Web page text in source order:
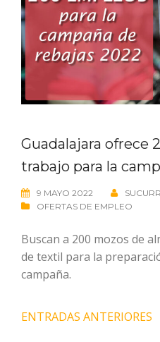
Guadalajara ofrece
trabajo para la
9 MAYO 2022
OFERTAS DE EMPLEO
Buscan a 200 mozos de
de textil para la
campaña.
Navegación
ENTRADAS ANTERIORES